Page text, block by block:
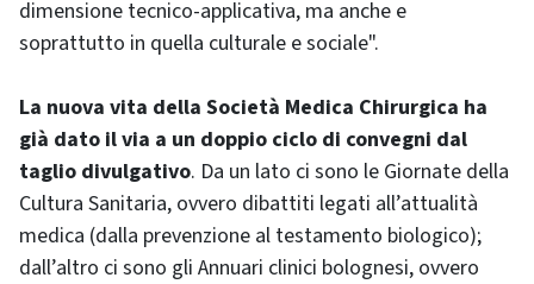
dimensione tecnico-applicativa, ma anche e
soprattutto in quella culturale e sociale".
La nuova vita della Società Medica Chirurgica ha
già dato il via a un doppio ciclo di convegni dal
taglio divulgativo. Da un lato ci sono le Giornate della
Cultura Sanitaria, ovvero dibattiti legati all’attualità
medica (dalla prevenzione al testamento biologico);
dall’altro ci sono gli Annuari clinici bolognesi, ovvero